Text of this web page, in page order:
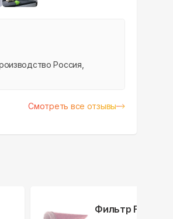
Россия,
Смотреть все отзывы
Фильтр F7